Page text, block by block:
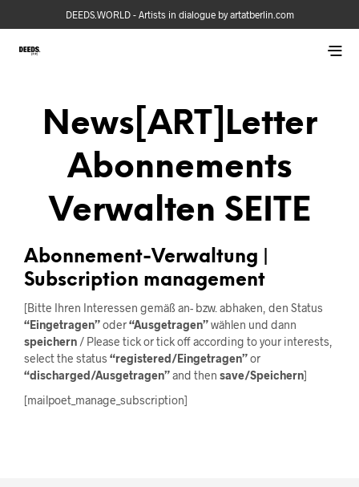
DEEDS.WORLD - Artists in dialogue by artatberlin.com
News[ART]letter
Abonnements
Verwalten SEITE
Abonnement-Verwaltung |
Subscription management
[Bitte Ihren Interessen gemäß an- bzw. abhaken, den Status
“Eingetragen”oder“Ausgetragen”wählen und dann
speichern / Please tick or tick off according to your interests,
select the status “registered/Eingetragen”or
“discharged/Ausgetragen”and then save/Speichern]
[mailpoet_manage_subscription]